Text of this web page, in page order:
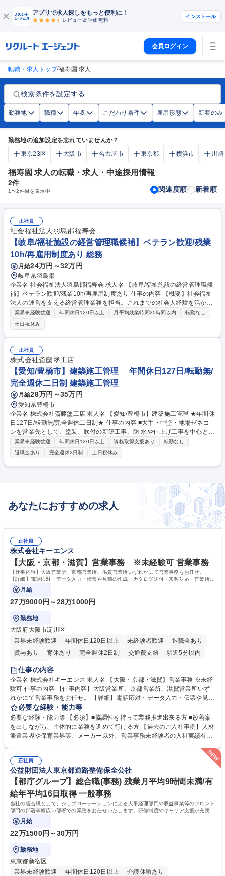
アプリで求人探しをもっと便利に！
レビュー高評価無料
インストール
会員ログイン
転職・求人トップ/福寿園 求人
検索条件を設定する
勤務地 職種 年収 こだわり条件 雇用形態 新着のみ
勤務地の追加設定を忘れていませんか？
東京23区
大阪市 名古屋市 東京都 横浜市 川
福寿園 求人の転職・求人・中途採用情報
2件
1〜2件目を表示中 関連度順 新着順
正社員
社会福祉法人羽島郡福寿会
【岐阜/福祉施設の経営管理職候補】ベテラン歓迎/残業
10h/再雇用制度あり 総務
月給24万円～32万円
岐阜県羽島郡
企業名 社会福祉法人羽島郡福寿会 求人名 【岐阜/福祉施設の経営管理職候
補】ベテラン歓迎/残業10h/再雇用制度あり 仕事の内容 【概要】社会福祉
法人の運営を支える経営管理業務を担当。これまでの社会人経験を活か
し、財務・労務・事業運営に携わりながら、将来的に管理職として組織運
営を担うポジションです。 特別養護老人ホームを中心とした福祉施設に
て、経営管理業務を担当。具体的には予算・収支・決算対応、職員の労務
管理、介護保険事業の運営管理・調整、施設営繕など幅広い業務をお任せ
します。まずは実務を通じて業務理解を深め、将来的には管理職として経
営判断や数値分析、組織マネジメントにも携わっていただきます。未経験
から経営に関わるスキルを習得できる環境です。 募集職種 【岐阜/福祉施
設の経営管理職候補】ベテラン歓迎/残業10h/再雇用制度あり
業界未経験歓迎 年間休日120日以上 月平均残業時間20時間以内
転勤なし
土日祝休み
正社員
株式会社斎藤塗工店
【愛知/豊橋市】建築施工管理 年間休日127日/転勤無/
完全週休二日制 建築施工管理
月給28万円～35万円
愛知県豊橋市
企業名 株式会社斎藤塗工店 求人名 【愛知/豊橋市】建築施工管理 ★年間休
日127日/転勤無/完全週休二日制★ 仕事の内容 ■大手・中堅・地場ゼネコ
ンを営業先として、塗装、吹付の新築工事、防 水や仕上げ工事を中心とし
た建築の改修工事の施工全般をお任せします。 長く勤めていただける方を
募集します。 【働き方について】事務や内勤担当は別におり、施工管理の
業務に集中で きるため、残業時間は20-30時間に抑えられています。ま
た、iPadなどの 活用により、遠隔でも情報共有を出来る体制を整えてお
顧客からの信頼が厚く、非常に 安定した経営基盤となっています。 募集
職種 【愛知/豊橋市】建築施工管理 ★年間休日127日/転勤無/完全週休二日
制★
業界未経験歓迎 年間休日120日以上 資格取得支援あり
転勤なし
退職金あり
完全週休2日制 土日祝休み
あなたにおすすめの求人
正社員
株式会社キーエンス
【大阪・京都・滋賀】営業事務 ※未経験可 営業事務
【仕事内容】大阪営業所、京都営業所、滋賀営業所いずれかにて営業事務をお任せ。
【詳細】電話応対・データ入力・伝票や見積の作成・カタログ送付・来客対応・営業所内
で発生する事務業務や業務改善をお任せ。
月給
27万9000円～28万1000円
勤務地
大阪府大阪市淀川区
業界未経験歓迎
年間休日120日以上 未経験者歓迎
退職金あり
賞与あり
育休あり 完全週休2日制 交通費支給
駅近5分以内
土日祝休み
仕事の内容
企業名 株式会社キーエンス 求人名 【大阪・京都・滋賀】営業事務 ※未経
験可 仕事の内容 【仕事内容】大阪営業所、京都営業所、滋賀営業所いず
れかにて営業事務をお任せ。 【詳細】電話応対・データ入力・伝票や見積
の作成・カタログ送付・来客対応・営業所内で発生する事務業務や業務改
善をお任せ。 【教育制度】ご入社後、育成担当とペアになりながらOJTに
て業務を覚えていただくことが可能です。業務システムがきちんと構築さ
れているため、スムーズに仕事に慣れることができる環境です。また、
常に改善を目指す風土のため、安心して業務に取り組んでいただけます。
募集職種 【大阪・京都・滋賀】営業事務 ※未経験可
必要な経験・能力等
必要な経験・能力等 【必須】■協調性を持って業務推進出来る方 ■改善案
を出しながら、主体的に業務を進めて行ける方 【過去のご入社事例】人材
派遣業界や保育業界等、メーカー以外、営業事務未経験者の入社実績有
により、キーエンスの付加価値向上に貢献します。ベースの定型業務に加
えて、お客様や社員の状況に合わせ、能動的なサポート、改善の動きも期
待され。組織を支えるスペシャリストとして、チームに貢献し、結果的に
社員から頼られる存在になることができます。平均19:30の退勤以降の業
務の持ち帰りも禁止されており、メリハリのある働き方となります。 学
歴・資格 学歴：大学院 大学 高専 短大 語学力： 資格：
正社員
公益財団法人東京都道路整備保全公社
【都庁グループ】総合職(事務) 残業月平均9時間未満/有
給年平均16日取得 一般事務
当社の総合職として、ジョブローテーションによる人事経理部門や収益事業等のフロント
部門の部署等幅広い部署での業務をお任せいたします。研修制度やキャリア支援が充実し
ております！ ※下記業務詳細
月給
22万1500円～30万円
勤務地
東京都新宿区
業界未経験歓迎
年間休日120日以上
介護休暇あり